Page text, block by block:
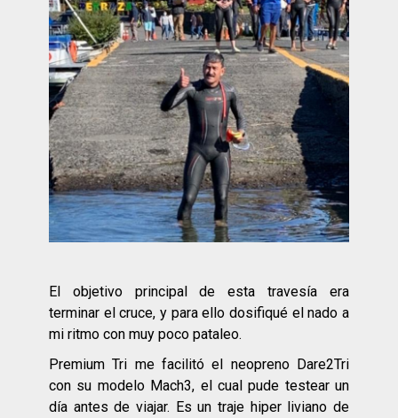
El objetivo principal de esta travesía era
terminar el cruce, y para ello dosifiqué el nado a
mi ritmo con muy poco pataleo.
Premium Tri me facilitó el neopreno Dare2Tri
con su modelo Mach3, el cual pude testear un
día antes de viajar. Es un traje hiper liviano de